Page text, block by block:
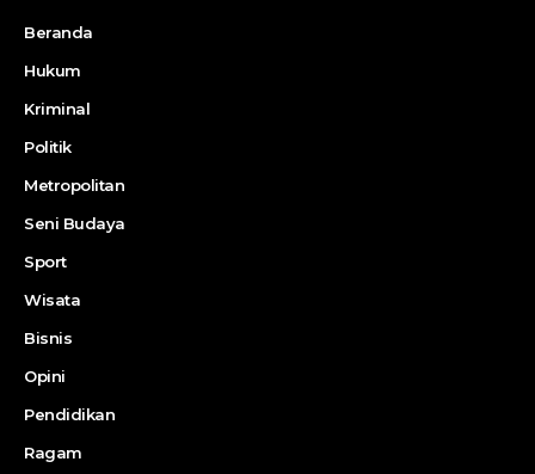
Beranda
Hukum
Kriminal
Politik
Metropolitan
Seni Budaya
Sport
Wisata
Bisnis
Opini
Pendidikan
Ragam